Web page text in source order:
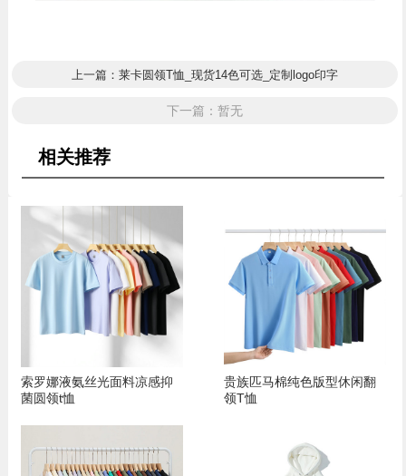
上一篇：莱卡圆领T恤_现货14色可选_定制logo印字
下一篇：暂无
相关推荐
索罗娜液氨丝光面料凉感抑
菌圆领t恤
贵族匹马棉纯色版型休闲翻
领T恤